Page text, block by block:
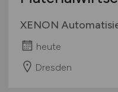
XENON
heute
Dresden